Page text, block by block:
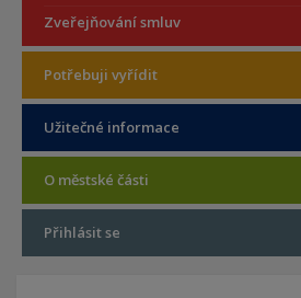
Zveřejňování smluv
Potřebuji vyřídit
Užitečné informace
O městské části
Přihlásit se